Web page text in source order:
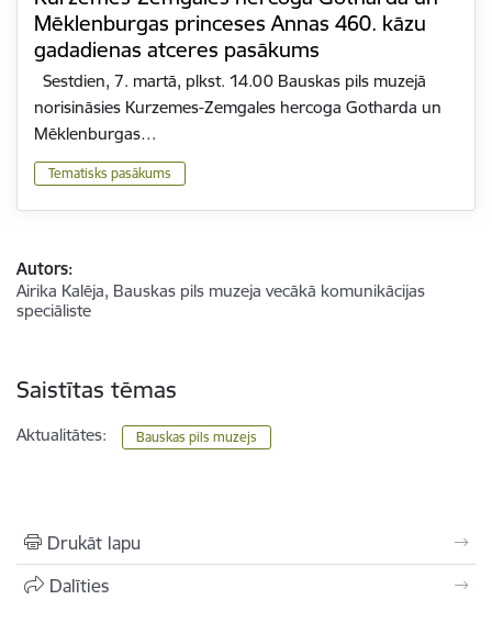
Mēklenburgas princeses Annas 460. kāzu
gadadienas atceres pasākums
Sestdien, 7. martā, plkst. 14.00 Bauskas pils muzejā
norisināsies Kurzemes-Zemgales hercoga Gotharda un
Mēklenburgas…
Tematisks pasākums
Autors:
Airika Kalēja, Bauskas pils muzeja vecākā komunikācijas
speciāliste
Saistītas tēmas
Aktualitātes: Bauskas pils muzejs
Drukāt lapu
Dalīties